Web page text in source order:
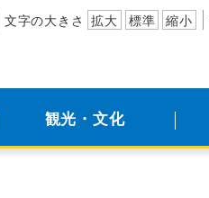
文字の大きさ 拡大 標準 縮小
観光・文化